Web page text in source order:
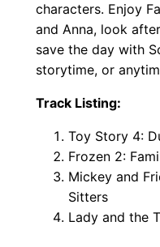
characters. Enjoy
and Anna, look
save the day with
storytime, or
Track Listing:
Toy Story 4:
Frozen 2:
Mickey and
Sitters
Lady and the